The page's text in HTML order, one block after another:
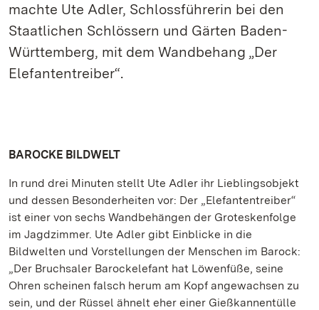
machte Ute Adler, Schlossführerin bei den
Staatlichen Schlössern und Gärten Baden-
Württemberg, mit dem Wandbehang „Der
Elefantentreiber“.
BAROCKE BILDWELT
In rund drei Minuten stellt Ute Adler ihr Lieblingsobjekt
und dessen Besonderheiten vor: Der „Elefantentreiber“
ist einer von sechs Wandbehängen der Groteskenfolge
im Jagdzimmer. Ute Adler gibt Einblicke in die
Bildwelten und Vorstellungen der Menschen im Barock:
„Der Bruchsaler Barockelefant hat Löwenfüße, seine
Ohren scheinen falsch herum am Kopf angewachsen zu
sein, und der Rüssel ähnelt eher einer Gießkannentülle